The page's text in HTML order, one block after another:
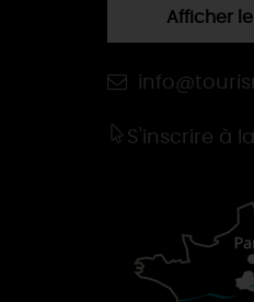
Afficher
S'inscrire à